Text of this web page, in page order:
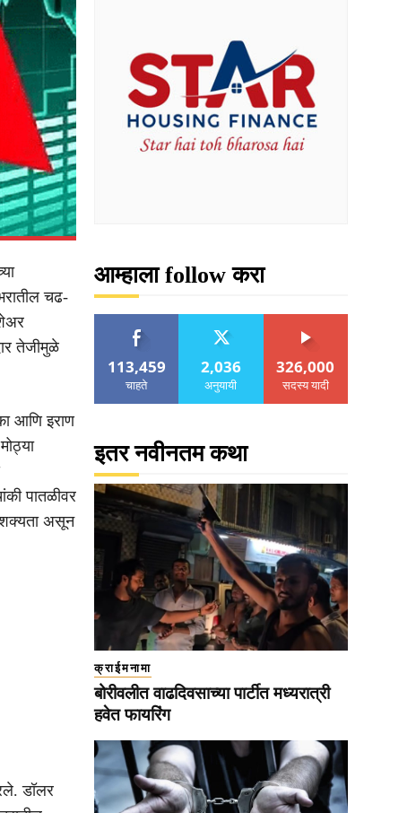
चढ-
तेजीमुळे
आणि इराण
पातळीवर
शक्यता असून
डॉलर
आम्हाला follow करा
113,459
चाहते
2,036
अनुयायी
326,000
सदस्य यादी
इतर नवीनतम कथा
क्राईमनामा
बोरीवलीत वाढदिवसाच्या पार्टीत मध्यरात्री
हवेत फायरिंग